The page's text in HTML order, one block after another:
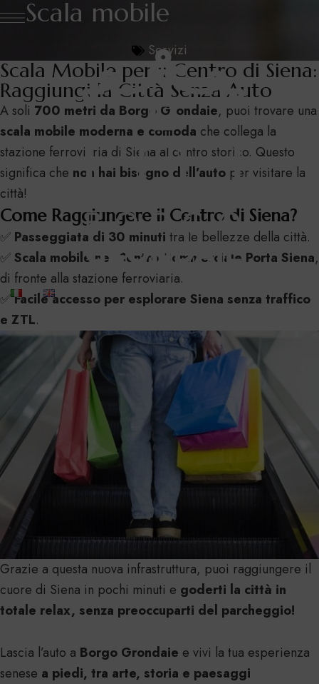
Scala mobile
Servizi
Scala Mobile per il Centro di Siena:
Raggiungi la Città Senza Auto
A soli 700 metri da Borgo Grondaie, puoi trovare una
scala mobile moderna e comoda che collega la
stazione ferroviaria di Siena al centro storico. Questo
significa che non hai bisogno dell’auto per visitare la
città!
Come Raggiungere il Centro di Siena?
✅ Passeggiata di 30 minuti tra le bellezze della città.
✅Scala mobile nel Centro Commerciale Porta Siena,
di fronte alla stazione ferroviaria.
✅Facile accesso per esplorare Siena senza traffico
e ZTL.
Grazie a questa nuova infrastruttura, puoi raggiungere il
cuore di Siena in pochi minuti e goderti la città in
totale relax, senza preoccuparti del parcheggio!
Lascia l’auto a Borgo Grondaie e vivi la tua esperienza
senese a piedi, tra arte, storia e paesaggi